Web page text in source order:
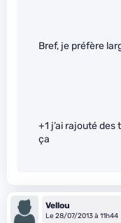
Bref, je préfère
+1 j’ai rajouté
ça
Vellou
Le 28/07/2013 à 11h44